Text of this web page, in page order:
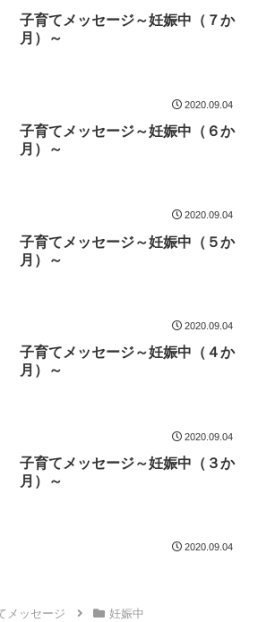
子育てメッセージ～妊娠中（７か
月）～
2020.09.04
子育てメッセージ～妊娠中（６か
月）～
2020.09.04
子育てメッセージ～妊娠中（５か
月）～
2020.09.04
子育てメッセージ～妊娠中（４か
月）～
2020.09.04
子育てメッセージ～妊娠中（３か
月）～
2020.09.04
メッセージ 妊娠中